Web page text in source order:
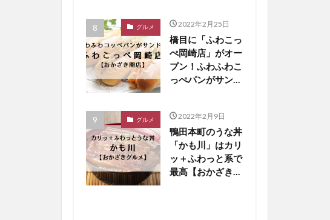
グルメ 2022年2月25日
橋目に「ふわこっ
ぺ岡崎店」がオー
プン！ふわふわこ
っぺパンがサンド
グルメ 2022年2月9日
鴨田本町のうな丼
「かも川」はカリ
ッ＋ふわっと系で
最高【おかざきグ